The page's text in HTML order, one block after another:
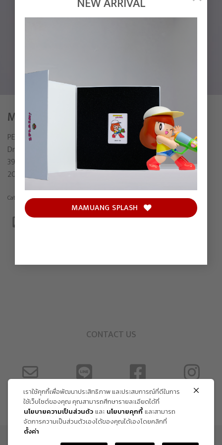
MAMUANG SPLASH
MY SKETCHBOOK 067
PEX PITAKPONG
Drawing on paper
39 x 31 cm (include frame)
2022
Category:Drawing
CONTACT US
ข้อกำหนด และเงื่อนไข
เราใช้คุกกี้เพื่อพัฒนาประสิทธิภาพ และประสบการณ์ที่ดีในการ
ใช้เว็บไซต์ของคุณ คุณสามารถศึกษารายละเอียดได้ที่
นโยบายความเป็นส่วนตัวและ นโยบายคุกกี้และสามารถ
จัดการความเป็นส่วนตัวเองได้ของคุณได้เองโดยคลิกที่
ตั้งค่า